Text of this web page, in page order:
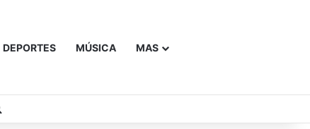
DEPORTES MÚSICA MAS